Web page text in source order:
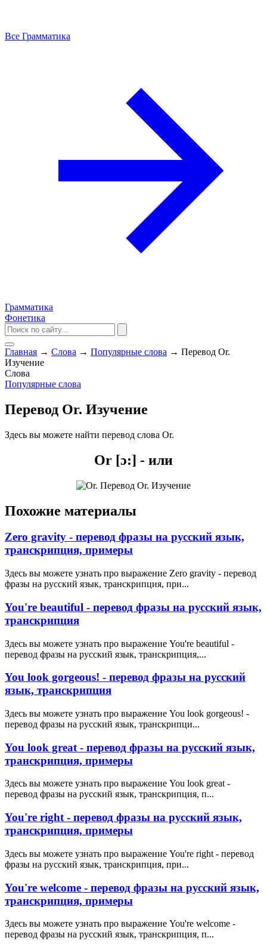
Все Грамматика
Грамматика
Фонетика
Главная → Слова → Популярные слова → Перевод Or.
Изучение
Слова
Популярные слова
Перевод Or. Изучение
Здесь вы можете найти перевод слова Or.
Or [ɔ:] - или
Похожие материалы
Zero gravity - перевод фразы на русский язык,
транскрипция, примеры
Здесь вы можете узнать про выражение Zero gravity - перевод
фразы на русский язык, транскрипция, при...
You're beautiful - перевод фразы на русский язык,
транскрипция
Здесь вы можете узнать про выражение You're beautiful -
перевод фразы на русский язык, транскрипция,...
You look gorgeous! - перевод фразы на русский
язык, транскрипция
Здесь вы можете узнать про выражение You look gorgeous! -
перевод фразы на русский язык, транскрипци...
You look great - перевод фразы на русский язык,
транскрипция, примеры
Здесь вы можете узнать про выражение You look great -
перевод фразы на русский язык, транскрипция, п...
You're right - перевод фразы на русский язык,
транскрипция, примеры
Здесь вы можете узнать про выражение You're right - перевод
фразы на русский язык, транскрипция, при...
You're welcome - перевод фразы на русский язык,
транскрипция, примеры
Здесь вы можете узнать про выражение You're welcome -
перевод фразы на русский язык, транскрипция, п...